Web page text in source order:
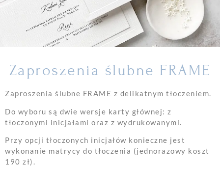
Zaproszenia ślubne FRAME
Zaproszenia ślubne FRAME z delikatnym tłoczeniem.
Do wyboru są dwie wersje karty głównej: z
tłoczonymi inicjałami oraz z wydrukowanymi.
Przy opcji tłoczonych inicjałów konieczne jest
wykonanie matrycy do tłoczenia (jednorazowy koszt
190 zł).